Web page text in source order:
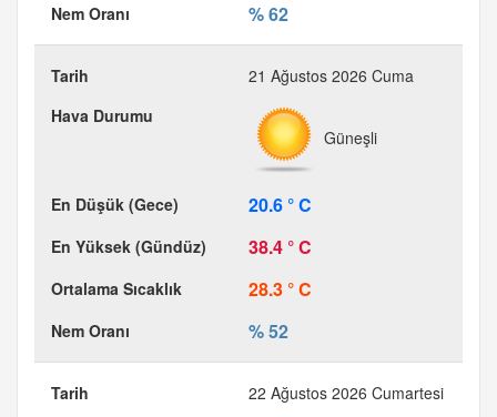
% 62
21 Ağustos 2026 Cuma
Güneşli
20.6 ° C
38.4 ° C
28.3 ° C
% 52
22 Ağustos 2026 Cumartesi